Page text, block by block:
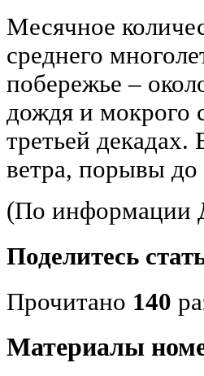
Месячное
среднего
побережье ‒
дождя и мокрого
третьей
ветра, порывы
(По информации
Поделитесь
Прочитано 140
Материалы